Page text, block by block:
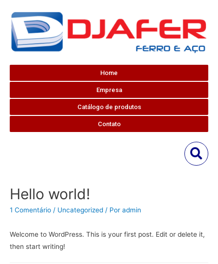
Home
Empresa
Catálogo de produtos
Contato
Hello world!
1 Comentário / Uncategorized / Por admin
Welcome to WordPress. This is your first post. Edit or delete it,
then start writing!